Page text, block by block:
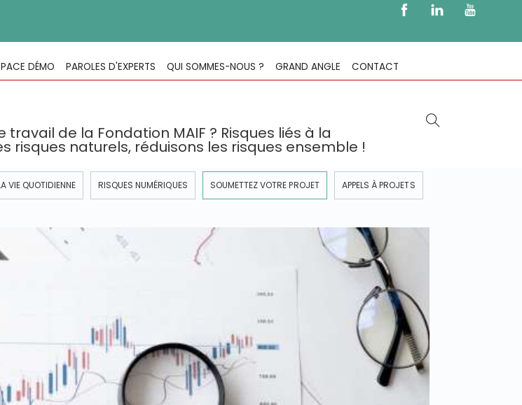
DÉMO PAROLES D'EXPERTS QUI SOMMES-NOUS ? GRAND ANGLE CONTACT
de la Fondation MAIF ? Risques liés à la
risques naturels, réduisons les risques ensemble !
VIE QUOTIDIENNE RISQUES NUMÉRIQUES SOUMETTEZ VOTRE PROJET APPELS À PROJETS